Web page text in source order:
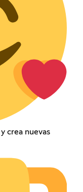
crea nuevas